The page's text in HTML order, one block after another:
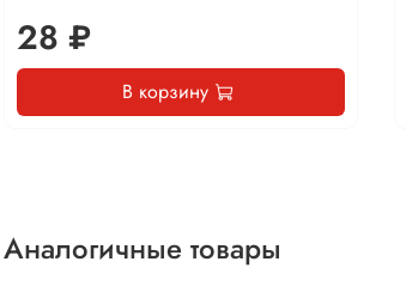
28 ₽
В корзину
Аналогичные товары